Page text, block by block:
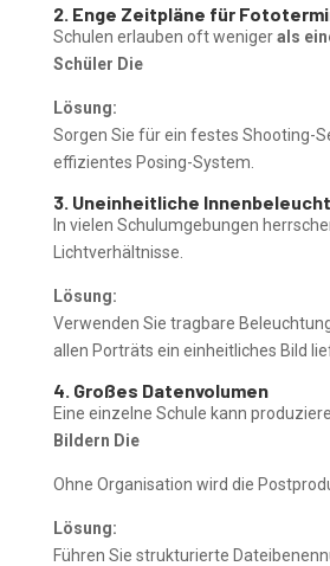
2. Enge Zeitpläne für
Schulen erlauben oft wenigerals
Schüler Die
Lösung:
Sorgen Sie für ein festes Shooting-
effizientes Posing-System.
3. Uneinheitliche
In vielen Schulumgebungen
Lichtverhältnisse.
Lösung:
Verwenden Sie tragbare
allen Porträts ein einheitliches Bild
4. Großes Datenvolumen
Eine einzelne Schule kann
Bildern Die
Ohne Organisation wird die
Lösung:
Führen Sie strukturierte